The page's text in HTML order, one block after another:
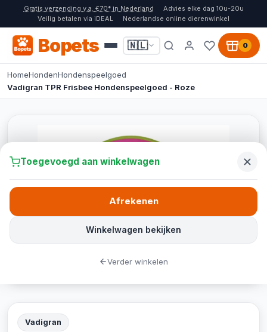
Gratis verzending v.a. €70* in Nederland
Advies elke dag 10u-20u
Veilig betalen via iDEAL
Nederlandse online dierenwinkel
Bopets 🇳🇱 0
HomeHondenHondenspeelgoed
Vadigran TPR Frisbee Hondenspeelgoed - Roze
Vadigran
Toegevoegd aan winkelwagen
Winkelwagen bekijken
Afrekenen
Verder winkelen